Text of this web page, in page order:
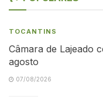
TOCANTINS
Câmara de Lajeado
agosto
07/08/2026